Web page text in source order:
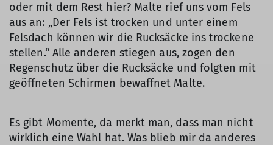
oder mit dem Rest hier? Malte rief uns vom Fels
aus an: „Der Fels ist trocken und unter einem
Felsdach können wir die Rucksäcke ins trockene
stellen.“ Alle anderen stiegen aus, zogen den
Regenschutz über die Rucksäcke und folgten mit
geöffneten Schirmen bewaffnet Malte.
Es gibt Momente, da merkt man, dass man nicht
wirklich eine Wahl hat. Was blieb mir da anderes